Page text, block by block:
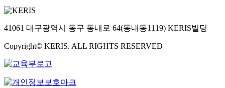
41061 대구광역시 동구 동내로 64(동내동1119) KERIS빌딩
Copyright© KERIS. ALL RIGHTS RESERVED